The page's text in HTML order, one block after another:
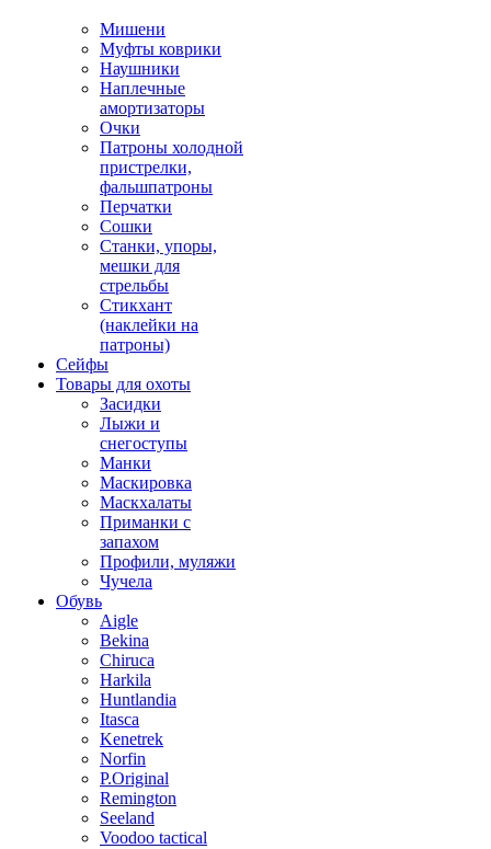
Мишени
Муфты коврики
Наушники
Наплечные
амортизаторы
Очки
Патроны холодной
пристрелки,
фальшпатроны
Перчатки
Сошки
Станки, упоры,
мешки для
стрельбы
Стикхант
(наклейки на
патроны)
Сейфы
Товары для охоты
Засидки
Лыжи и
снегоступы
Манки
Маскировка
Маскхалаты
Приманки с
запахом
Профили, муляжи
Чучела
Обувь
Aigle
Bekina
Chiruсa
Harkila
Huntlandia
Itasca
Kenetrek
Norfin
P.Original
Remington
Seeland
Voodoo tactical